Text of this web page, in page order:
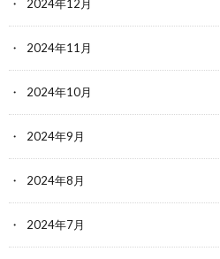
2024年12月
2024年11月
2024年10月
2024年9月
2024年8月
2024年7月